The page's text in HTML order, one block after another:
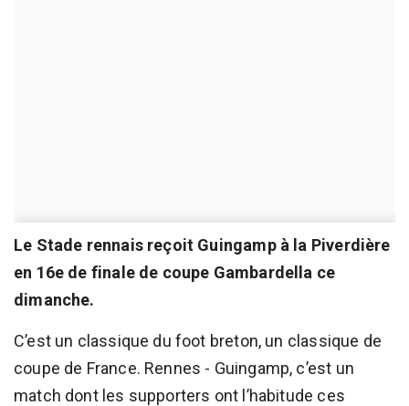
Le Stade rennais reçoit Guingamp à la Piverdière
en 16e de finale de coupe Gambardella ce
dimanche.
C’est un classique du foot breton, un classique de
coupe de France. Rennes - Guingamp, c’est un
match dont les supporters ont l’habitude ces